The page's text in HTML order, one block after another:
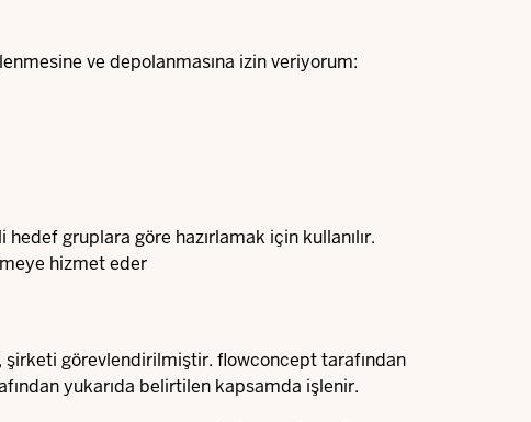
ve depolanmasına izin veriyorum:
gruplara göre hazırlamak için kullanılır.
hizmet eder
şirketi görevlendirilmiştir. flowconcept tarafından
yukarıda belirtilen kapsamda işlenir.